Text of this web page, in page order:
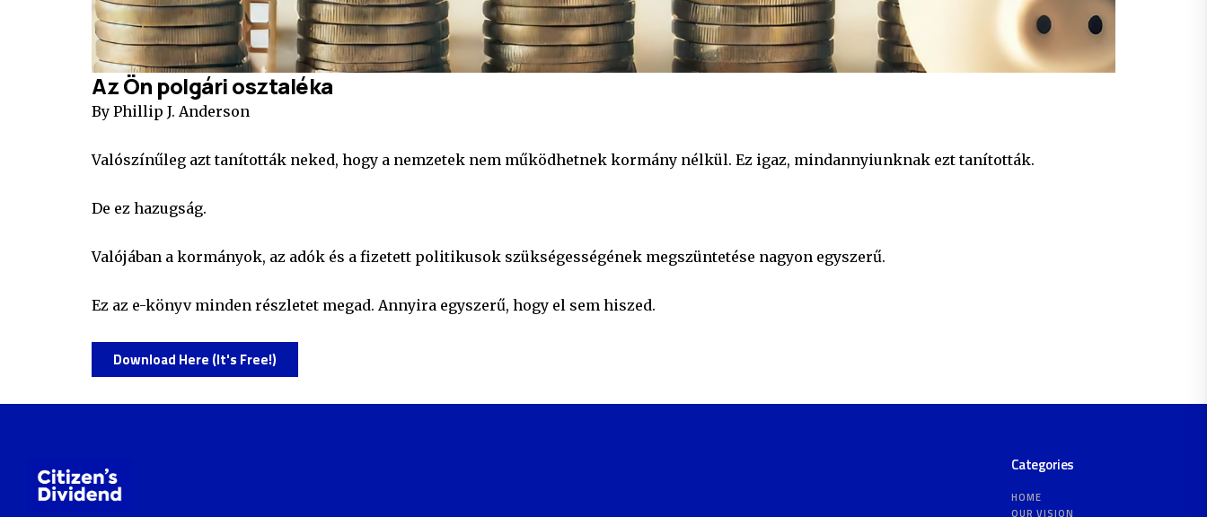
Az Ön polgári osztaléka
By Phillip J. Anderson
Valószínűleg azt tanították neked, hogy a nemzetek nem működhetnek kormány nélkül. Ez igaz, mindannyiunknak ezt tanították.
De ez hazugság.
Valójában a kormányok, az adók és a fizetett politikusok szükségességének megszüntetése nagyon egyszerű.
Ez az e-könyv minden részletet megad. Annyira egyszerű, hogy el sem hiszed.
Download Here (It's Free!)
Categories
HOME
OUR VISION